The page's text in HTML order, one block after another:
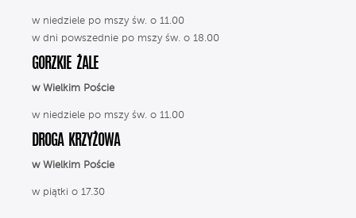
w niedziele po mszy św. o 11.00
w dni powszednie po mszy św. o 18.00
GORZKIE ŻALE
w Wielkim Poście
w niedziele po mszy św. o 11.00
DROGA KRZYŻOWA
w Wielkim Poście
w piątki o 17.30